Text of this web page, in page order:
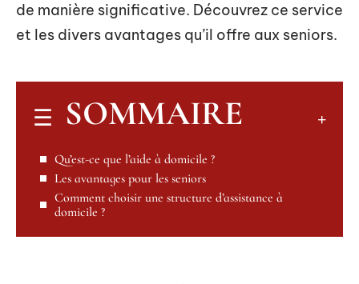
de manière significative. Découvrez ce service
et les divers avantages qu’il offre aux seniors.
SOMMAIRE
Qu’est-ce que l’aide à domicile ?
Les avantages pour les seniors
Comment choisir une structure d’assistance à
domicile ?